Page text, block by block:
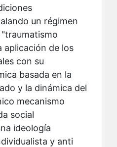
un régimen
aplicación de los
con su
basada en la
y la dinámica del
mecanismo
social
ideología
y anti